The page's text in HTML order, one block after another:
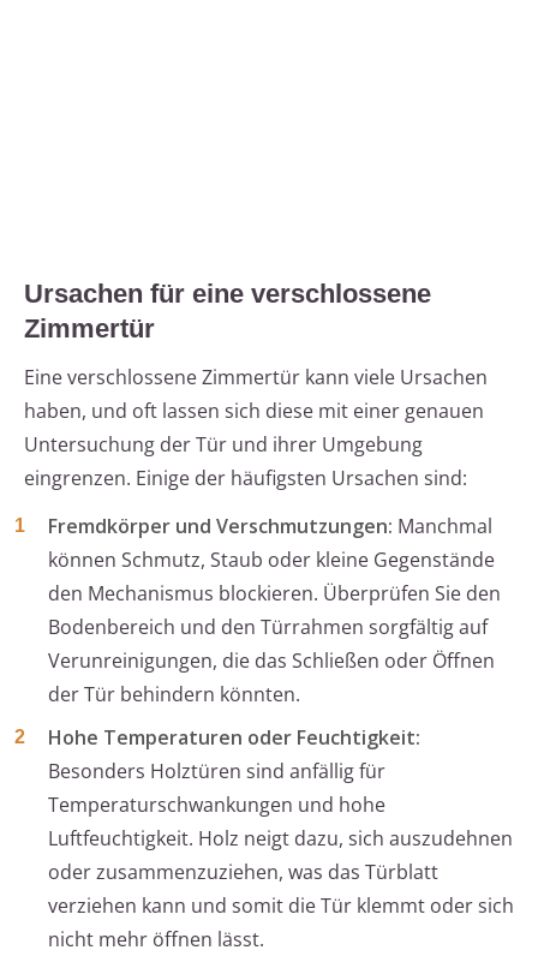
Ursachen für eine verschlossene
Zimmertür
Eine verschlossene Zimmertür kann viele Ursachen
haben, und oft lassen sich diese mit einer genauen
Untersuchung der Tür und ihrer Umgebung
eingrenzen. Einige der häufigsten Ursachen sind:
Fremdkörper und Verschmutzungen: Manchmal
können Schmutz, Staub oder kleine Gegenstände
den Mechanismus blockieren. Überprüfen Sie den
Bodenbereich und den Türrahmen sorgfältig auf
Verunreinigungen, die das Schließen oder Öffnen
der Tür behindern könnten.
Hohe Temperaturen oder Feuchtigkeit:
Besonders Holztüren sind anfällig für
Temperaturschwankungen und hohe
Luftfeuchtigkeit. Holz neigt dazu, sich auszudehnen
oder zusammenzuziehen, was das Türblatt
verziehen kann und somit die Tür klemmt oder sich
nicht mehr öffnen lässt.